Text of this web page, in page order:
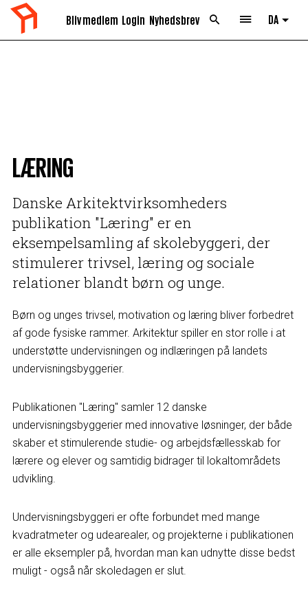
Bliv medlem Login Nyhedsbrev DA List
LÆRING
Danske Arkitektvirksomheders
publikation "Læring" er en
eksempelsamling af skolebyggeri, der
stimulerer trivsel, læring og sociale
relationer blandt børn og unge.
Børn og unges trivsel, motivation og læring bliver forbedret
af gode fysiske rammer. Arkitektur spiller en stor rolle i at
understøtte undervisningen og indlæringen på landets
undervisningsbyggerier.
Publikationen "Læring" samler 12 danske
undervisningsbyggerier med innovative løsninger, der både
skaber et stimulerende studie- og arbejdsfællesskab for
lærere og elever og samtidig bidrager til lokaltområdets
udvikling.
Undervisningsbyggeri er ofte forbundet med mange
kvadratmeter og udearealer, og projekterne i publikationen
er alle eksempler på, hvordan man kan udnytte disse bedst
muligt - også når skoledagen er slut.